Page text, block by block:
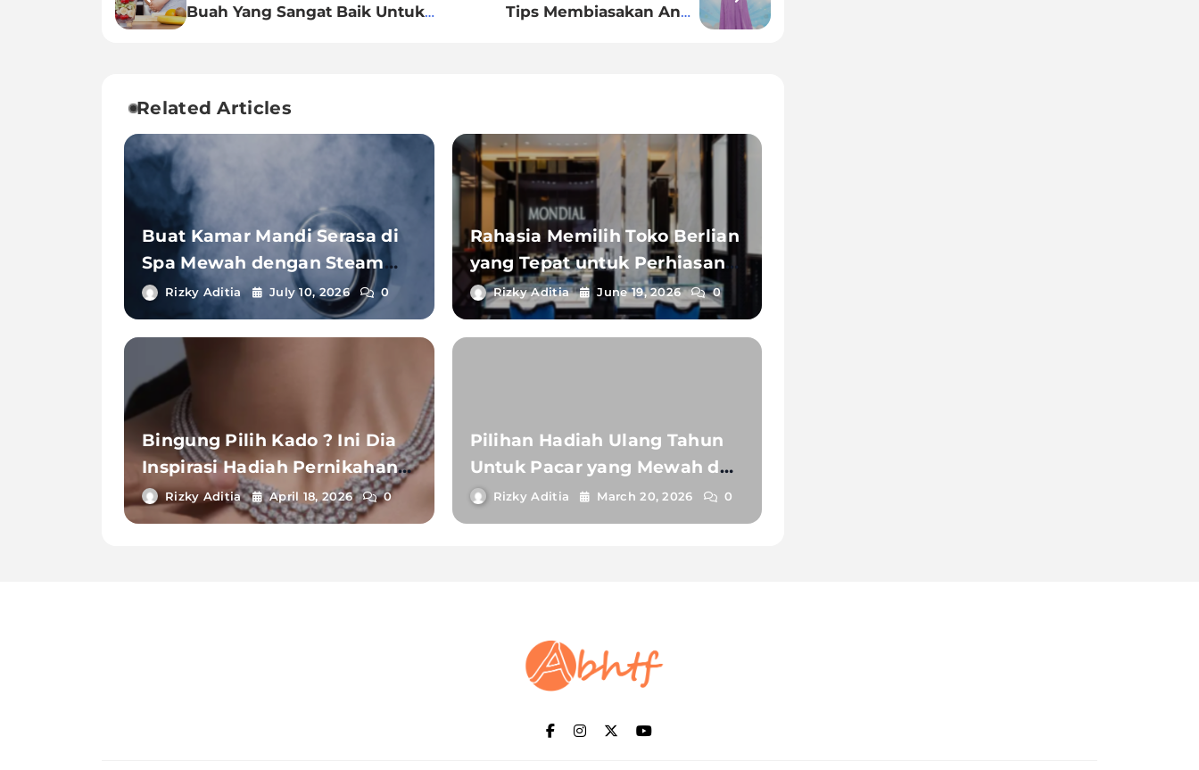
Buah Yang Sangat Baik Untuk
Tips Membiasakan Anak
Related Articles
Buat Kamar Mandi Serasa di
Spa Mewah dengan Steam
Shower
Rizky Aditia July 10, 2026 0
Rahasia Memilih Toko Berlian
yang Tepat untuk Perhiasan
Impian Anda
Rizky Aditia June 19, 2026 0
Bingung Pilih Kado ? Ini Dia
Inspirasi Hadiah Pernikahan
Yang Anti Mainstream !
Rizky Aditia April 18, 2026 0
Pilihan Hadiah Ulang Tahun
Untuk Pacar yang Mewah dan
Berkesan
Rizky Aditia March 20, 2026 0
Abhtf.Com